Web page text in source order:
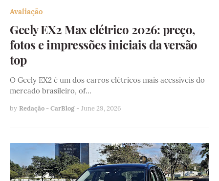
Avaliação
Geely EX2 Max elétrico 2026: preço,
fotos e impressões iniciais da versão
top
O Geely EX2 é um dos carros elétricos mais acessíveis do
mercado brasileiro, of…
by Redação - CarBlog - June 29, 2026